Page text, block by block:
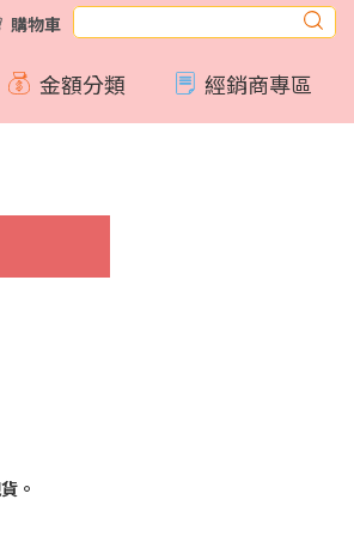
購物車
金額分類 經銷商專區
。